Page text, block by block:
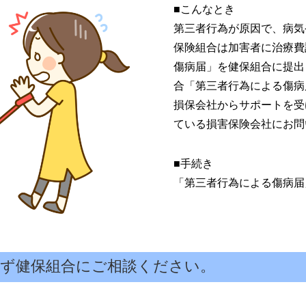
■こんなとき
第三者行為が原因で、病
保険組合は加害者に治療
傷病届」を健保組合に提
合「第三者行為による傷
損保会社からサポートを
ている損害保険会社にお
■手続き
「第三者行為による傷病
保組合にご相談ください。